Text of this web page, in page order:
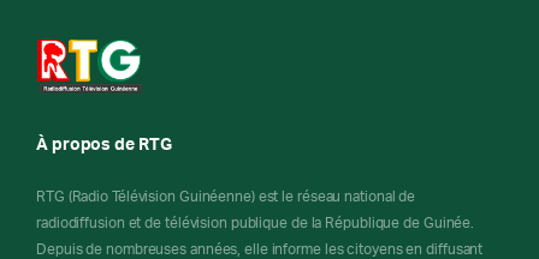
À propos de RTG
RTG (Radio Télévision Guinéenne) est le réseau national de
radiodiffusion et de télévision publique de la République de Guinée.
Depuis de nombreuses années, elle informe les citoyens en diffusant